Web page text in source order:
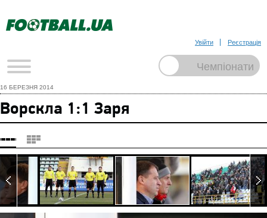
Увійти Реєстрація
16 БЕРЕЗНЯ 2014
Ворскла 1:1 Заря